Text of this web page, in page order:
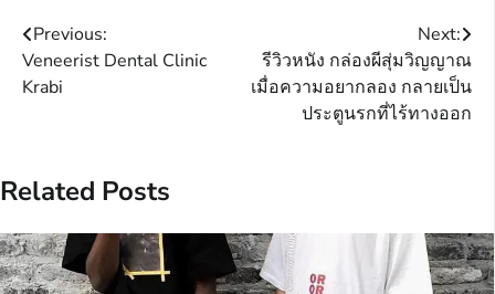
Post
navigation
Previous:
Veneerist Dental Clinic
Krabi
Next:
รีวิวหนัง กล่องผีสุ่มวิญญาณ
เมื่อความอยากลอง กลายเป็น
ประตูนรกที่ไร้ทางออก
Related Posts